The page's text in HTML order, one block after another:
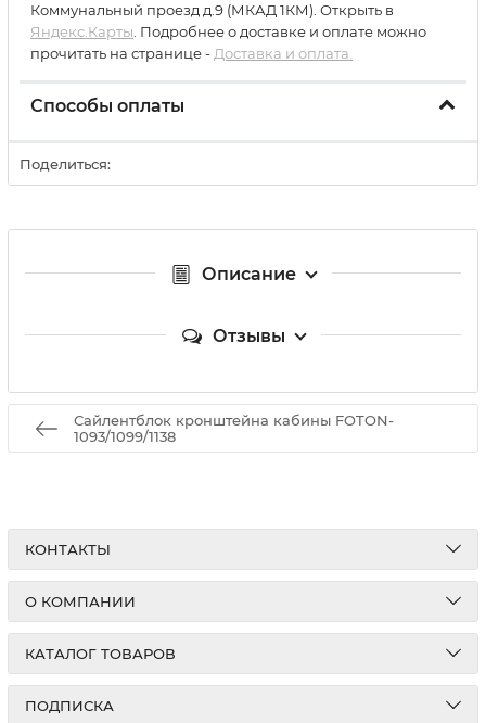
Коммунальный проезд д.9 (МКАД 1КМ). Открыть в
Яндекс.Карты . Подробнее о доставке и оплате можно
прочитать на странице - Доставка и оплата.
Способы оплаты
Поделиться:
Описание
Отзывы
Сайлентблок кронштейна кабины FOTON-
1093/1099/1138
КОНТАКТЫ
О КОМПАНИИ
КАТАЛОГ ТОВАРОВ
ПОДПИСКА